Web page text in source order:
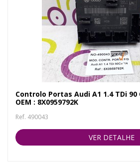
Controlo Portas Audi A1 1.4 TDi 90
OEM : 8X0959792K
Ref. 490043
VER DETALHE